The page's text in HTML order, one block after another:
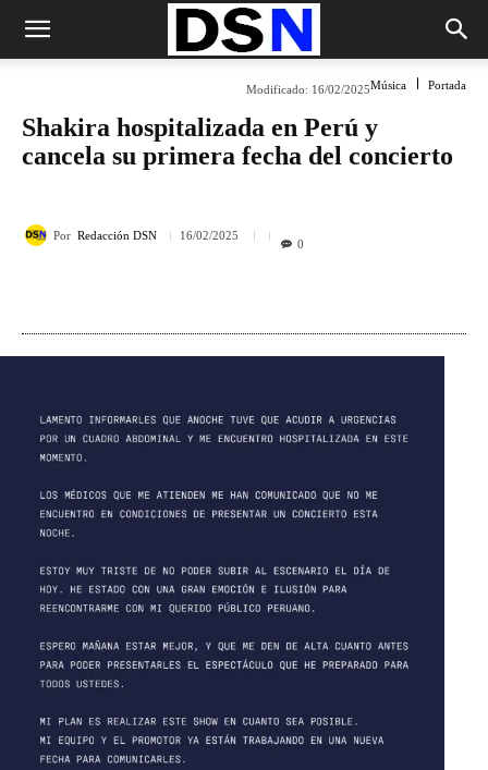
Música Portada
Modificado: 16/02/2025
Shakira hospitalizada en Perú y
cancela su primera fecha del concierto
Por Redacción DSN 16/02/2025
0